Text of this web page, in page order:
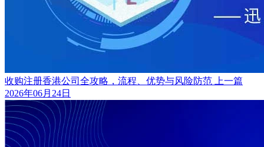
收购注册香港公司全攻略，流程、优势与风险防范
上一篇
2026年06月24日